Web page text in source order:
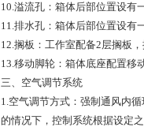
10.溢流孔：箱体后部位置设有
11.排水孔：箱体后部位置设有
12.搁板：工作室配备2层搁板
13.移动脚轮：箱体底座配置移
三、空气调节系统
1.空气调节方式：强制通风内
的情况下，控制系统根据设定